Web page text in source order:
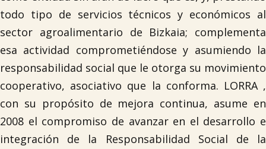
Noticias
Tablón de anuncios
Lursail Market
todo tipo de servicios técnicos y económicos al
sector agroalimentario de Bizkaia; complementa
esa actividad comprometiéndose y asumiendo la
responsabilidad social que le otorga su movimiento
cooperativo, asociativo que la conforma. LORRA ,
con su propósito de mejora continua, asume en
2008 el compromiso de avanzar en el desarrollo e
integración de la Responsabilidad Social de la